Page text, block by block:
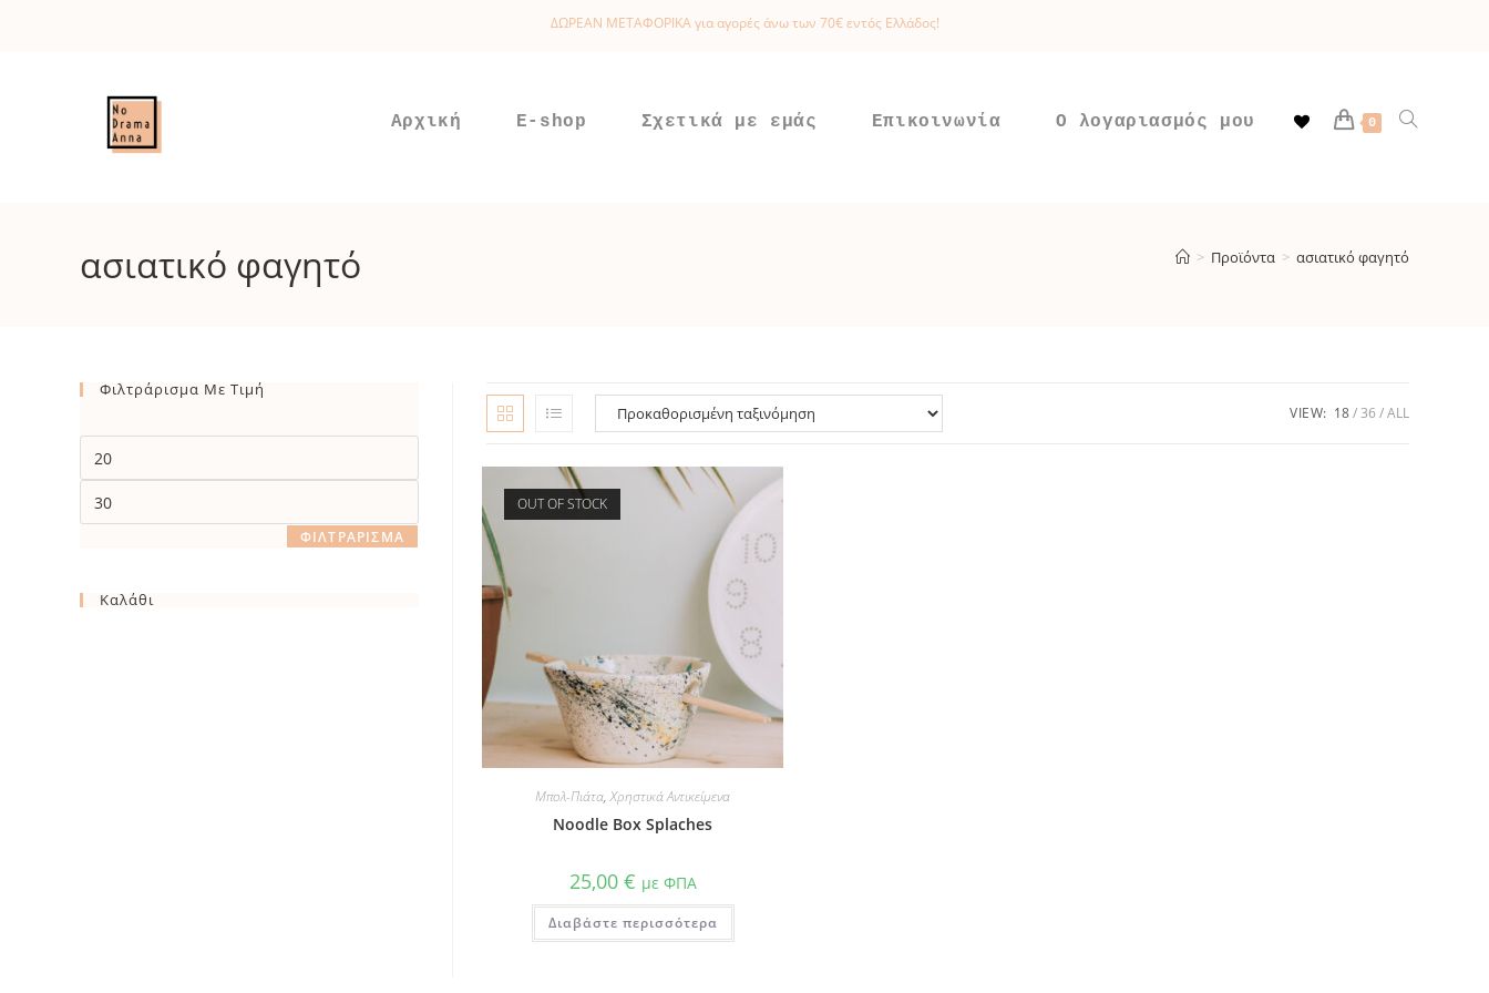
ΔΩΡΕΑΝ ΜΕΤΑΦΟΡΙΚΑ για αγορές άνω των 70€ εντός Ελλάδος!
Αρχική E-shop Σχετικά με εμάς Επικοινωνία Ο λογαριασμός μου 0 Toggle
ασιατικό φαγητό > Προϊόντα > ασιατικό φαγητό
VIEW: 18 36 ALL
OUT OF STOCK
Μπολ-Πιάτα,Χρηστικά Αντικείμενα
Noodle Box Splaches
25,00 € με ΦΠΑ
Διαβάστε περισσότερα
Φιλτράρισμα Με Τιμή
τιμή
τιμή
ΦΙΛΤΡΆΡΙΣΜΑ
Καλάθι